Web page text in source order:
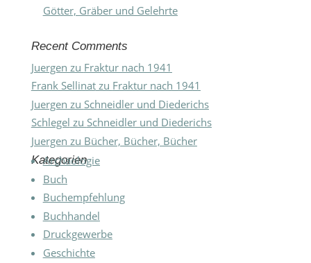
Götter, Gräber und Gelehrte
Recent Comments
Juergen zu Fraktur nach 1941
Frank Sellinatzu Fraktur nach 1941
Juergen zu Schneidler und Diederichs
Schlegel zu Schneidler und Diederichs
Juergen zu Bücher, Bücher, Bücher
Kategorien
Archäologie
Buch
Buchempfehlung
Buchhandel
Druckgewerbe
Geschichte